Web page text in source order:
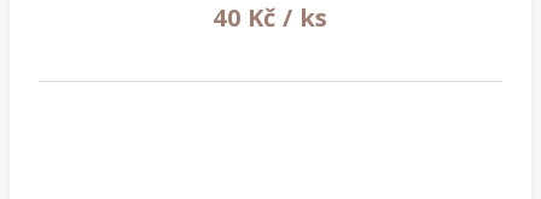
40 Kč / ks